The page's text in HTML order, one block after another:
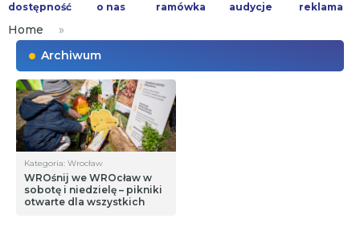
treści
dostępność o nas ramówka audycje reklama
Home
»
Archiwum
Kategoria: Wrocław
WROśnij we WROcław w
sobotę i niedzielę – pikniki
otwarte dla wszystkich